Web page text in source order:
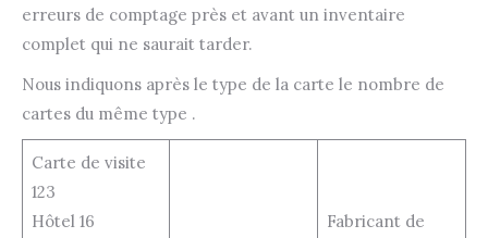
erreurs de comptage près et avant un inventaire
complet qui ne saurait tarder.
Nous indiquons après le type de la carte le nombre de
cartes du même type .
Carte de visite
123
Hôtel 16
Fabricant de